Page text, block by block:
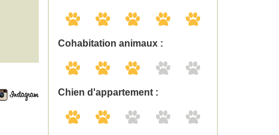
Cohabitation animaux :
Chien d'appartement :